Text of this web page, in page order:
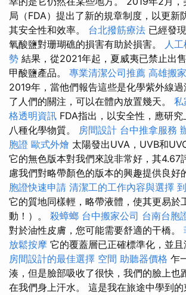
局（FDA）提出了新的規章制度，以更新
其安全性和效率。 台北撥筋療法 已經發
氧酸鹽對珊瑚礁的損害有助於損害。 人
勢 結果，從2021年起，夏威夷已禁止出
甲酸鹽產品。 專業清潔公司推薦 高雄搬
2019年，當他們報告這些是化學紫外線
了人們的關注，可以在體內放置幾天。 私
格透明資訊 FDA指出，以安全性，應研
八種化學物質。 房間設計 台中推拿服務
胞證 歐式外燴 太陽發出UVA，UVB和
它的無色版本對我們來說非常好，其4.67
慮我們對略帶顏色的版本的興趣提供良好
胞證快速申請 清潔工的工作內容與選擇
它的質地同樣輕，略帶液體，使其更易於
動！）。 殺蟑螂 台中搬家公司 台南台胞
對於油性皮膚，您可能需要舒適的干橋。
放鬆按摩 它的覆蓋層已正確標準化，並且
房間設計的最佳選擇 空間 助聽器價格 乍
湊，但是臉部吸收了很快，我們的臉上也
在我們身上汗水。 這是我在旅途中學到的